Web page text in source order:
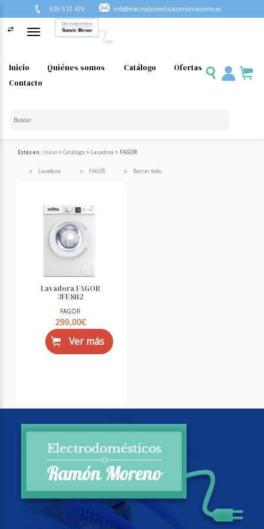
926 510 476 info@electrodomesticosramonmoreno.es
Toggle
Inicio Quiénes somos Catálogo
Ofertas
Contacto
Estás en : Inicio Catálogo Lavadora FAGOR
Lavadora FAGOR Borrar todo
Lavadora FAGOR
3FE8112
FAGOR
299,00€
Ver más